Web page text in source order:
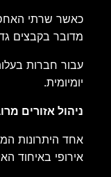
כאשר שרתי
מדובר בקבצים
עבור חברות
יומיומית.
ניהול אזורים
אירופי באיחוד